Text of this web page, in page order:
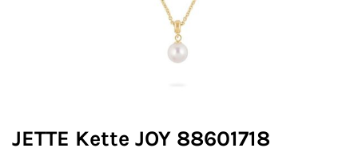
JETTE Kette JOY 88601718